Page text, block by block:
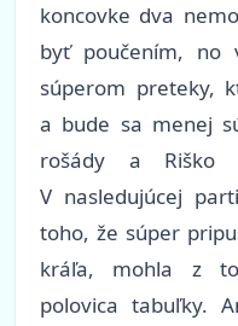
koncovke dva
byť poučením,
súperom preteky,
a bude sa menej
rošády a Riško
V nasledujúcej
toho, že súper
kráľa, mohla z
polovica tabuľky.